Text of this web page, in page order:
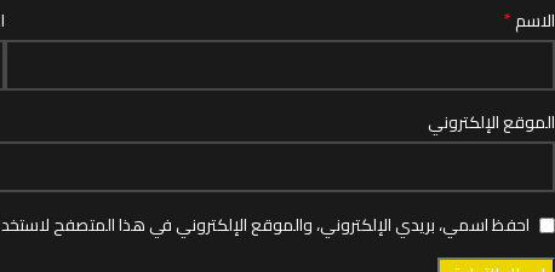
الاسم*
الموقع الإلكتروني
احفظ اسمي، بريدي الإلكتروني، والموقع الإلكتروني في هذا المتصفح